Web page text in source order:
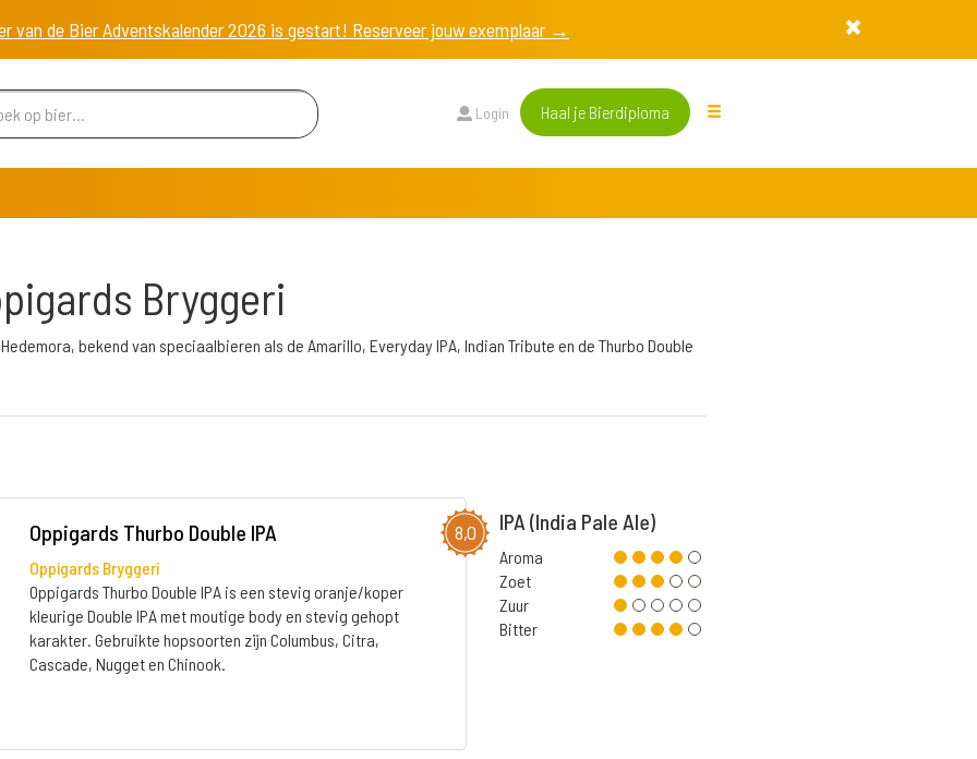
van de Bier Adventskalender 2026 is gestart! Reserveer jouw exemplaar →
Login Haal je Bierdiploma
Bryggeri
bekend van speciaalbieren als de Amarillo, Everyday IPA, Indian Tribute en de Thurbo Double
8,0
Oppigards Thurbo Double IPA
Oppigards Bryggeri
Oppigards Thurbo Double IPA is een stevig oranje/koper
kleurige Double IPA met moutige body en stevig gehopt
karakter. Gebruikte hopsoorten zijn Columbus, Citra,
Cascade, Nugget en Chinook.
IPA (India Pale Ale)
Aroma
Zoet
Zuur
Bitter